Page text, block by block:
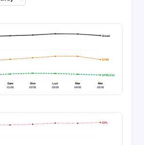
Sam
01/08
Dim
02/08
Lun
03/08
Mar
04/08
Mer
05/08
Diesel
SP95-E10
SP98
GPL